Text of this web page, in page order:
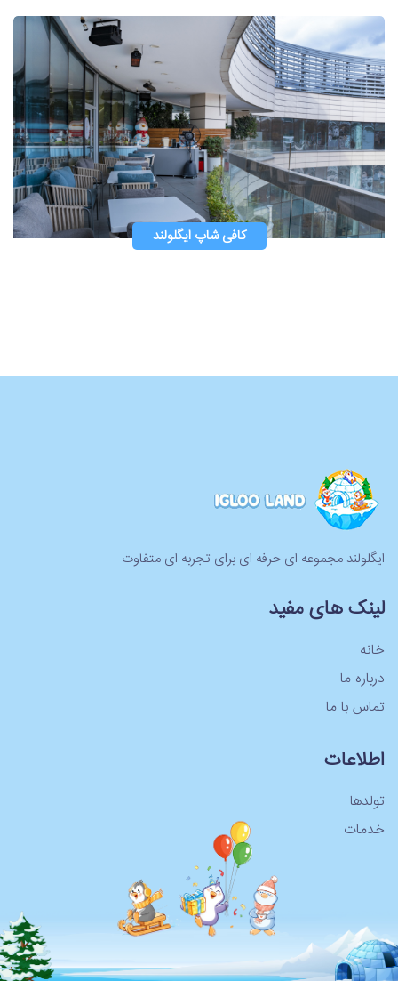
کافی شاپ ایگلولند
ایگلولند مجموعه ای حرفه ای برای تجربه ای متفاوت
لینک های مفید
خانه
درباره ما
تماس با ما
اطلاعات
تولدها
خدمات